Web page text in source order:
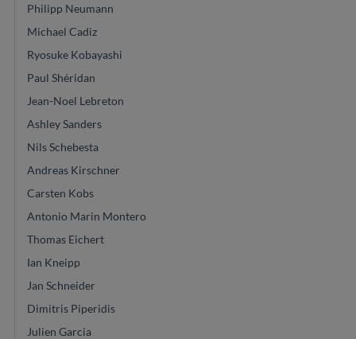
Philipp Neumann
Michael Cadiz
Ryosuke Kobayashi
Paul Shéridan
Jean-Noel Lebreton
Ashley Sanders
Nils Schebesta
Andreas Kirschner
Carsten Kobs
Antonio Marin Montero
Thomas Eichert
Ian Kneipp
Jan Schneider
Dimitris Piperidis
Julien Garcia